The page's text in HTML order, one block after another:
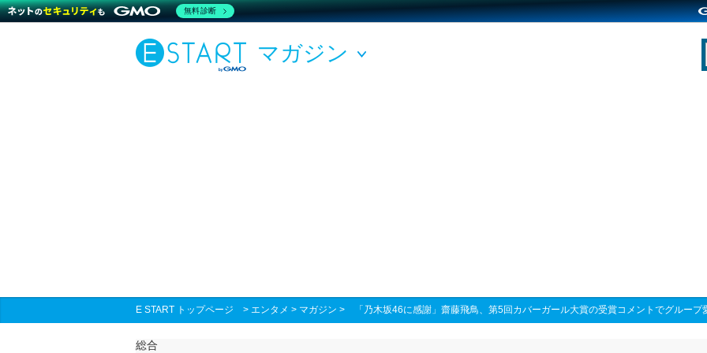
マガジン
E START トップページ > エンタメ > マガジン > 「乃木坂46に感謝」齋藤飛鳥、第5回カバーガール大賞の受賞コメントでグループ
総合
無料診断